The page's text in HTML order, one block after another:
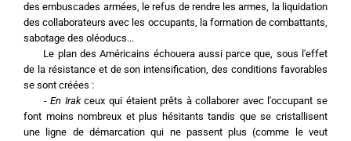
des embuscades armées, le refus de rendre les armes, la liquidation
des collaborateurs avec les occupants, la formation de combattants,
sabotage des oléoducs...
de la résistance et de son intensification, des conditions favorables
se sont créées :
	-
En Irak ceux qui étaient prêts à collaborer avec l'occupant se
font moins nombreux et plus hésitants tandis que se cristallisent
une ligne de démarcation qui ne passent plus (comme le veut